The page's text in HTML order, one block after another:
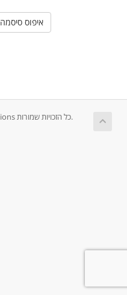
איפוס סיסמה
זכויות יוצרים © 2026 Critical Web Solutions כל הזכויות שמורות.